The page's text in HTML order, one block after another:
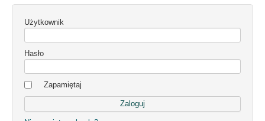
Użytkownik
Hasło
Zapamiętaj